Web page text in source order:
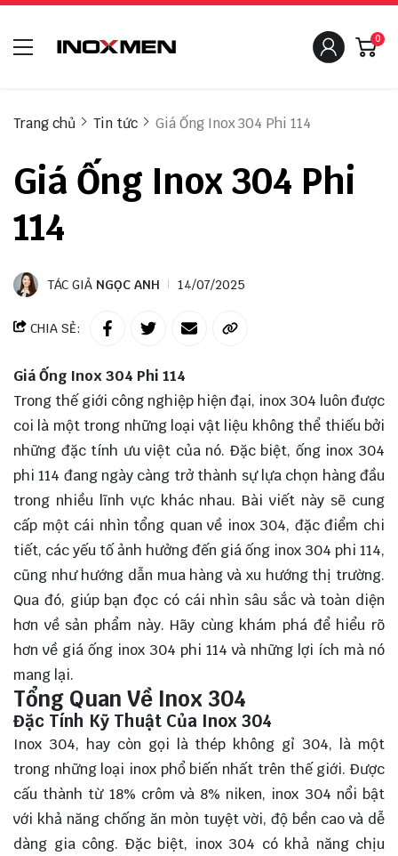
0
Trang chủ Tin tức Giá Ống Inox 304 Phi 114
Giá Ống Inox 304 Phi
114
TÁC GIẢ NGỌC ANH 14/07/2025
CHIA SẺ:
Giá Ống Inox 304 Phi 114
Trong thế giới công nghiệp hiện đại, inox 304 luôn được
coi là một trong những loại vật liệu không thể thiếu bởi
những đặc tính ưu việt của nó. Đặc biệt, ống inox 304
phi 114 đang ngày càng trở thành sự lựa chọn hàng đầu
trong nhiều lĩnh vực khác nhau. Bài viết này sẽ cung
cấp một cái nhìn tổng quan về inox 304, đặc điểm chi
tiết, các yếu tố ảnh hưởng đến giá ống inox 304 phi 114,
cũng như hướng dẫn mua hàng và xu hướng thị trường.
Qua đó, giúp bạn đọc có cái nhìn sâu sắc và toàn diện
hơn về sản phẩm này. Hãy cùng khám phá để hiểu rõ
hơn về giá ống inox 304 phi 114 và những lợi ích mà nó
mang lại.
Tổng Quan Về Inox 304
Đặc Tính Kỹ Thuật Của Inox 304
Inox 304, hay còn gọi là thép không gỉ 304, là một
trong những loại inox phổ biến nhất trên thế giới. Được
cấu thành từ 18% crôm và 8% niken, inox 304 nổi bật
với khả năng chống ăn mòn tuyệt vời, độ bền cao và dễ
dàng gia công. Đặc biệt, inox 304 có khả năng chịu